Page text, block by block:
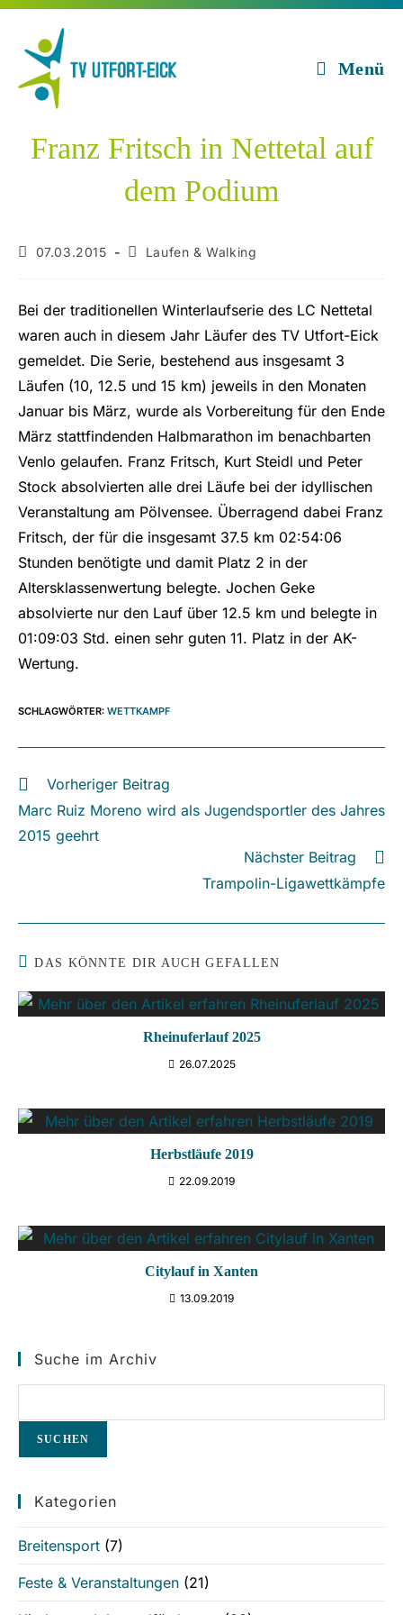
Zum
springen
Menü
Franz Fritsch in Nettetal auf
dem Podium
Beitrag
07.03.2015
Beitrags-
Laufen & Walking
Bei der traditionellen Winterlaufserie des LC Nettetal
waren auch in diesem Jahr Läufer des TV Utfort-Eick
gemeldet. Die Serie, bestehend aus insgesamt 3
Läufen (10, 12.5 und 15 km) jeweils in den Monaten
Januar bis März, wurde als Vorbereitung für den Ende
März stattfindenden Halbmarathon im benachbarten
Venlo gelaufen. Franz Fritsch, Kurt Steidl und Peter
Stock absolvierten alle drei Läufe bei der idyllischen
Veranstaltung am Pölvensee. Überragend dabei Franz
Fritsch, der für die insgesamt 37.5 km 02:54:06
Stunden benötigte und damit Platz 2 in der
Altersklassenwertung belegte. Jochen Geke
absolvierte nur den Lauf über 12.5 km und belegte in
01:09:03 Std. einen sehr guten 11. Platz in der AK-
Wertung.
SCHLAGWÖRTER: WETTKAMPF
Weitere
ansehen
Vorheriger Beitrag
Marc Ruiz Moreno wird als Jugendsportler des Jahres
2015 geehrt
Nächster Beitrag
Trampolin-Ligawettkämpfe
DAS KÖNNTE DIR AUCH GEFALLEN
Rheinuferlauf 2025
26.07.2025
Herbstläufe 2019
22.09.2019
Citylauf in Xanten
13.09.2019
Suche im Archiv
SUCHEN
Kategorien
Breitensport (7)
Feste & Veranstaltungen (21)